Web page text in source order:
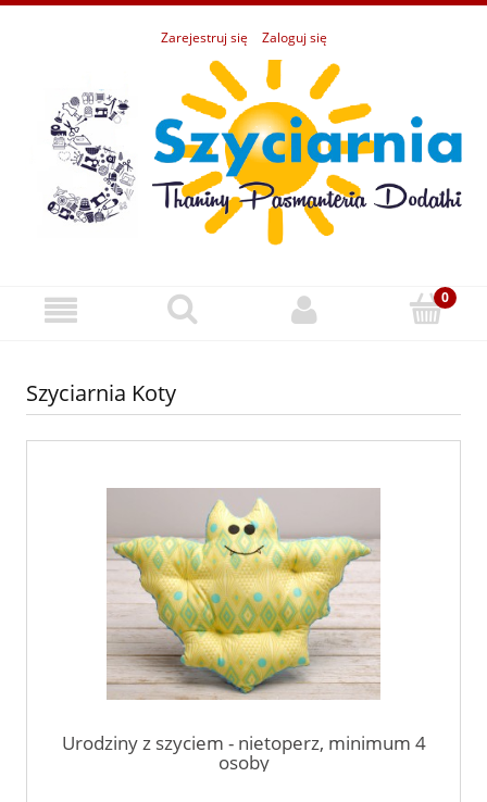
Zarejestruj się Zaloguj się
Szyciarnia Koty
Urodziny z szyciem - nietoperz, minimum 4
osoby